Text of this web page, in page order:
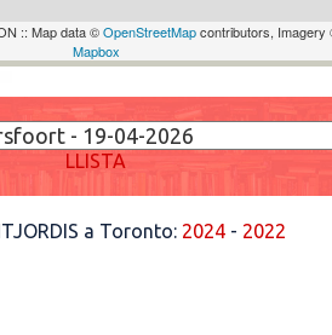
:: Map data ©OpenStreetMapcontributors, Imagery
Mapbox
LLISTA
a Toronto: 2024- 2022